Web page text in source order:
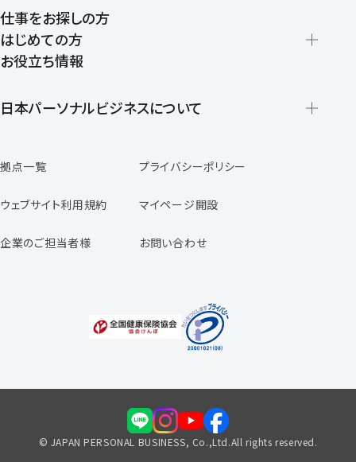
仕事をお探しの方
はじめての方
登録から就業開始までの流れ
お役立ち情報
日本パーソナルビジネスについて
スタッフの声
専任コンサルタントの声
福利厚生のご案内
拠点一覧 プライバシーポリシー
ウェブサイト利用規約 マイページ開設
企業のご担当者様 お問い合わせ
© JAPAN PERSONAL BUSINESS, Co.,Ltd.All rights reserved.